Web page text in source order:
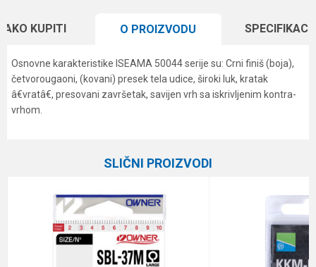
KUPITI O PROIZVODU
Osnovne karakteristike ISEAMA 50044 serije su: Crni finiš (boja),
četvorougaoni, (kovani) presek tela udice, široki luk, kratak
â€vratâ€, presovani završetak, savijen vrh sa iskrivljenim kontra-
vrhom.
Owner
Pakovanje 11
0.92 mm
SLIČNI PROIZVODI